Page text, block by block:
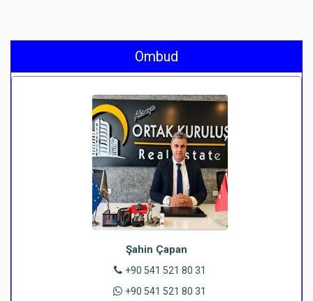
Ombud
Şahin Çapan
+90 541 521 80 31
+90 541 521 80 31